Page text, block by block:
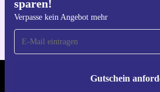
sparen!
Verpasse kein Angebot mehr
Gutschein
REFURBED ÖSTERREICH -